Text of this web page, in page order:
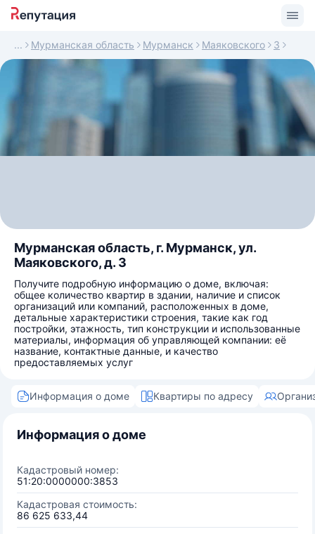
Мурманская область Мурманск Маяковского 3
Мурманская область, г. Мурманск, ул.
Маяковского, д. 3
Получите подробную информацию о доме, включая:
общее количество квартир в здании, наличие и список
организаций или компаний, расположенных в доме,
детальные характеристики строения, такие как год
постройки, этажность, тип конструкции и использованные
материалы, информация об управляющей компании: её
название, контактные данные, и качество
предоставляемых услуг
Информация о доме Квартиры по адресу
Информация о доме
Кадастровый номер:
51:20:0000000:3853
Кадастровая стоимость:
86 625 633,44